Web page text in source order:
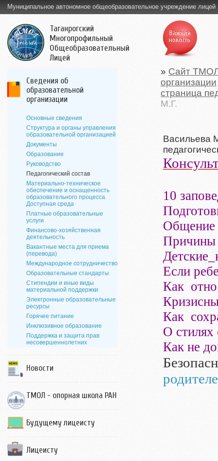
Муниципальное автономное общеобразовательное учреждение
Таганрогский
Многопрофильный
Общеобразовательный
Лицей
Сведения об
образовательной
организации
Основные сведения
Структура и органы управления
образовательной организацией
Документы
Образование
Руководство
Педагогический состав
Материально-техническое
обеспечение и оснащенность
образовательного процесса.
Доступная среда
Платные образовательные
услуги
Финансово-хозяйственная
деятельность
Вакантные места для приема
(перевода)
Международное сотрудничество
Образовательные стандарты
Стипендии и иные виды
материальной поддержки
Электронные образовательные
ресурсы
Горячее питание
Инклюзивное образование
Поддержка и защита прав
несовершеннолетних
Новости
ТМОЛ - опорная школа РАН
Будущему лицеисту
Лицеисту
Важная
новость
» Сайт
организации
страница
М.Г.
Васильева
10
Общение
Причины
Если
Как
Как
О стилях
Как не